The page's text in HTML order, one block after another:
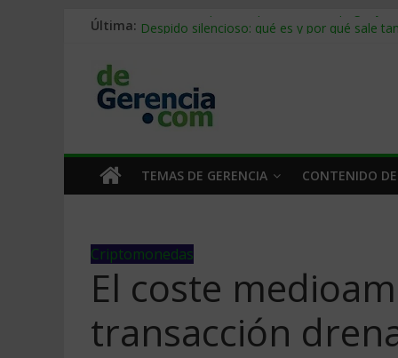
Última: Stablecoins para empresas: cómo pagar y
Trabajo forzoso en la cadena de
Mercado hispano de EE. UU.: cómo
TEMAS DE GERENCIA CONTENIDO
Criptomonedas
El coste
transacción